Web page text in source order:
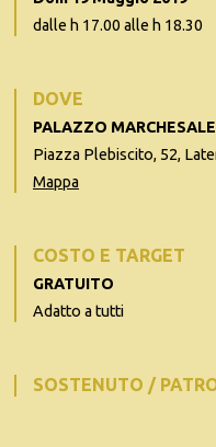
dalle h 17.00 alle h 18.30
DOVE
PALAZZO
Piazza Plebiscito, 52,
Mappa
COSTO E TARGET
GRATUITO
Adatto a tutti
SOSTENUTO /